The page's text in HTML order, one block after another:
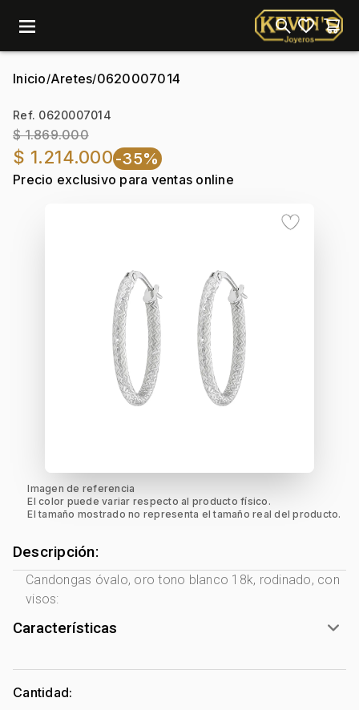
menu
Inicio/Aretes/0620007014
Ref. 0620007014
$ 1.869.000
$ 1.214.000 -35%
Precio exclusivo para ventas online
Imagen de referencia
El color puede variar respecto al producto físico.
El tamaño mostrado no representa el tamaño real del producto.
Descripción:
Candongas óvalo, oro tono blanco 18k, rodinado, con
visos:
Características
Género: Mujer
Tono Metal:
Metal: Oro 18 Kilates
Cantidad: